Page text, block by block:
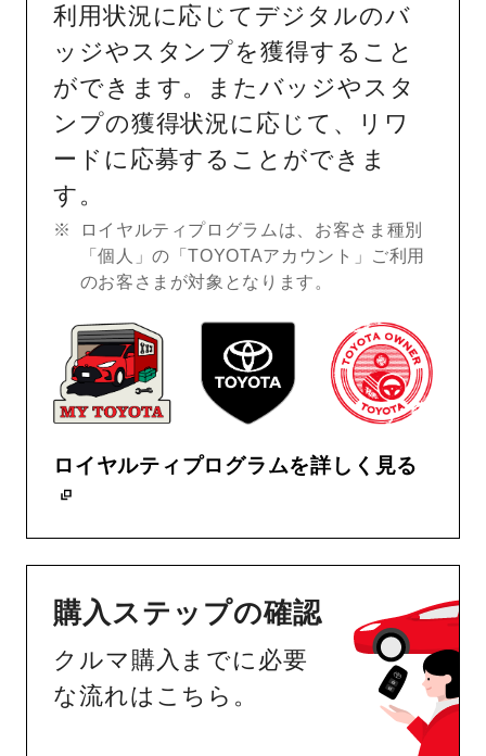
利用状況に応じてデジタルのバ
ッジやスタンプを獲得すること
ができます。またバッジやスタ
ンプの獲得状況に応じて、リワ
ードに応募することができま
す。
ロイヤルティプログラムは、お客さま種別
「個人」の「TOYOTAアカウント」ご利用
のお客さまが対象となります。
ロイヤルティプログラムを詳しく見る
購入ステップの確認
クルマ購入までに必要
な流れはこちら。